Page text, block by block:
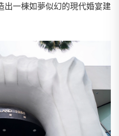
出一棟如夢似幻的現代婚宴建